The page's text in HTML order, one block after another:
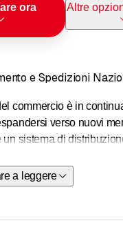
ora Altre
e Spedizioni
commercio è in
verso nuovi
un sistema di
a leggere